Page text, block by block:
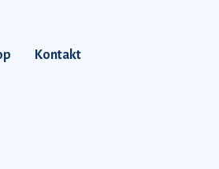
Kontakt